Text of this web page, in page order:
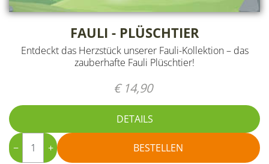
FAULI - PLÜSCHTIER
Entdeckt das Herzstück unserer Fauli-Kollektion – das
zauberhafte Fauli Plüschtier!
€ 14,90
DETAILS
− + BESTELLEN